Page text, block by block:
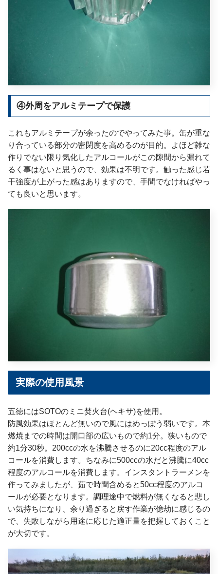
④外周をアルミテープで保護
これもアルミテープが余ったのでやってみた事。缶が重な
り合っている部分の密閉度を高めるのが目的。よほど雑な
作りでない限り気化したアルコールがこの隙間から漏れて
るく事はないと思うので、効果は不明です。触った感じ若
干強度が上がった感はありますので、手間でなければやっ
ても良いと思います。
実際の使用風景
五徳にはSOTOのミニ焚火台(ヘキサ)を使用。
防風効果はほとんど無いので風にはめっぽう弱いです。本
燃焼までの時間は開口部の広いもので約1分。狭いもので
約1分30秒。200ccの水を沸騰させるのに20cc程度のアル
コールを消費します。ちなみに500ccの水だと沸騰に40cc
程度のアルコールを消費します。インスタントラーメンを
作ってみましたが、茹で時間含めると50cc程度のアルコ
ールが必要となります。調理途中で燃料が無くなると悲し
い気持ちになり、余り過ぎると戻す作業が億劫に感じるの
で、失敗しながら用途に応じた適正量を把握しておくこと
が大切です。